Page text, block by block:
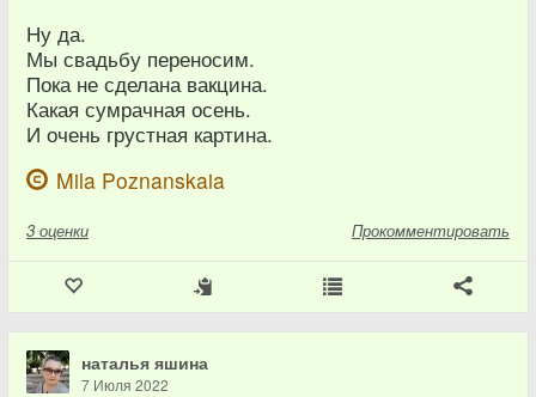
Ну да.
Мы свадьбу переносим.
Пока не сделана вакцина.
Какая сумрачная осень.
И очень грустная картина.
Mila Poznanskaia
3 оценки Прокомментировать
наталья яшина
7 Июля 2022